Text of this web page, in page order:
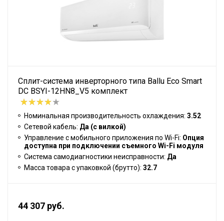
Сплит-система инверторного типа Ballu Eco Smart
DC BSYI-12HN8_V5 комплект
Номинальная производительность охлаждения: 3.52
Сетевой кабель: Да (с вилкой)
Управление c мобильного приложения по Wi-Fi: Опция
доступна при подключении съемного Wi-Fi модуля
Система самодиагностики неисправности: Да
Масса товара с упаковкой (брутто): 32.7
44 307 руб.